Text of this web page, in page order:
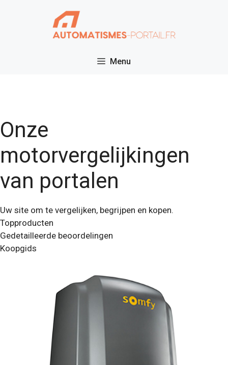
Menu
Onze
motorvergelijkingen
van portalen
Uw site om te vergelijken, begrijpen en kopen.
Topproducten
Gedetailleerde beoordelingen
Koopgids